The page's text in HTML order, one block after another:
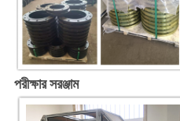
পরীক্ষার সরঞ্জাম